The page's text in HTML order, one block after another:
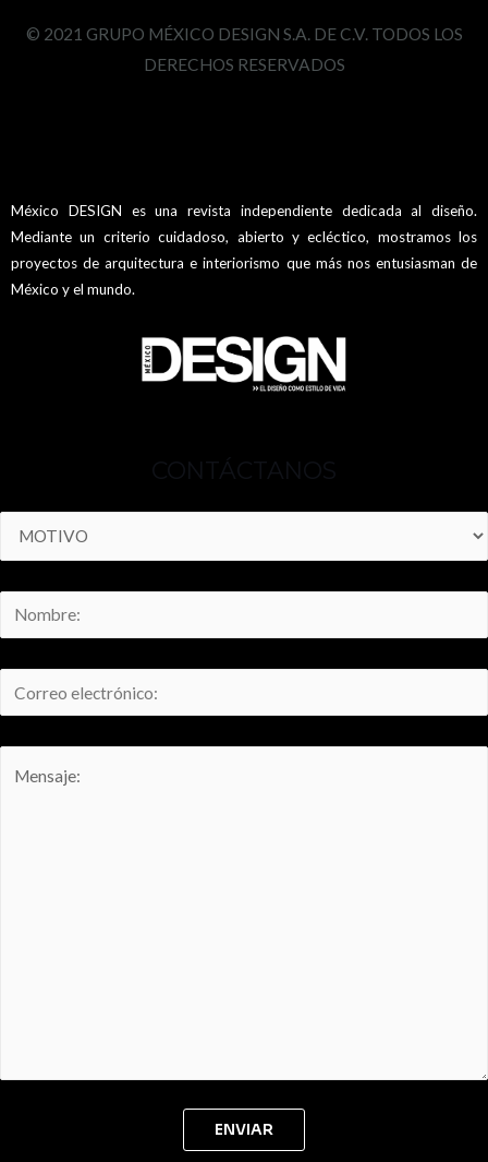
© 2021 GRUPO MÉXICO DESIGN S.A. DE C.V. TODOS LOS
DERECHOS RESERVADOS
México DESIGN es una revista independiente dedicada al diseño.
Mediante un criterio cuidadoso, abierto y ecléctico, mostramos los
proyectos de arquitectura e interiorismo que más nos entusiasman de
México y el mundo.
CONTÁCTANOS